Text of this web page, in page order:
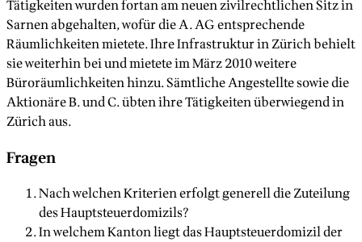
Tätigkeiten wurden fortan am neuen zivilrechtlichen Sitz in
Sarnen abgehalten, wofür die A. AG entsprechende
Räumlichkeiten mietete. Ihre Infrastruktur in Zürich behielt
sie weiterhin bei und mietete im März 2010 weitere
Büroräumlichkeiten hinzu. Sämtliche Angestellte sowie die
Aktionäre B. und C. übten ihre Tätigkeiten überwiegend in
Zürich aus.
Fragen
Nach welchen Kriterien erfolgt generell die Zuteilung
des Hauptsteuerdomizils?
In welchem Kanton liegt das Hauptsteuerdomizil der